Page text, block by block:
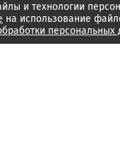
и технологии
на использование
персональных